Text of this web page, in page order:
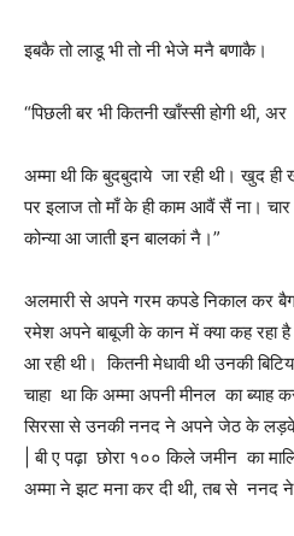
इबकै तो लाडू भी तो नी भेजे मनै बणाकै।
“पिछली बर भी कितनी खाँस्सी होगी थी,
अम्मा थी कि बुदबुदाये जा रही थी। खुद
पर इलाज तो माँ के ही काम आवैं सैं ना।
कोन्या आ जाती इन बालकां नै।”
अलमारी से अपने गरम कपडे निकाल कर
रमेश अपने बाबूजी के कान में क्या कह रहा
आ रही थी। कितनी मेधावी थी उनकी
चाहा था कि अम्मा अपनी मीनल का
सिरसा से उनकी ननद ने अपने जेठ के लड़के
| बी ए पढ़ा छोरा १०० किले जमीन का
अम्मा ने झट मना कर दी थी, तब से ननद ने